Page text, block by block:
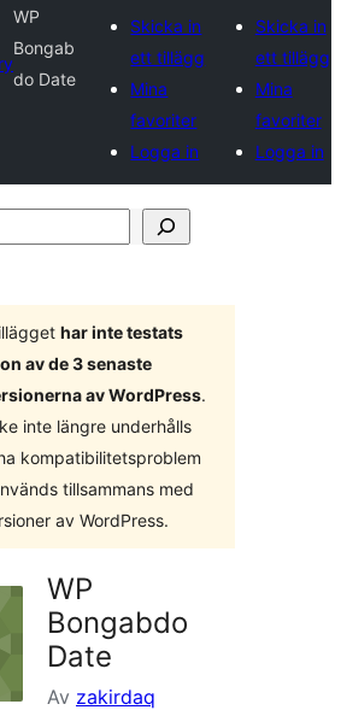
WP
Bongab
do Date
Skicka in
ett tillägg
Mina
favoriter
Logga in
Skicka in
ett tillägg
Mina
favoriter
Logga in
har inte testats
av de 3 senaste
av WordPress.
inte längre underhålls
kompatibilitetsproblem
tillsammans med
av WordPress.
WP
Bongabdo
Date
Av zakirdaq